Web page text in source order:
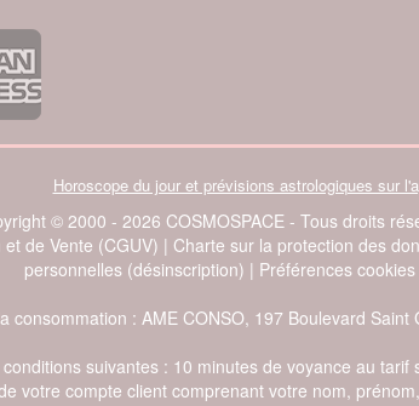
Horoscope du jour et prévisions astrologiques sur
© 2000 - 2026 COSMOSPACE - Tous droits
de Vente (CGUV) | Charte sur la protection des
personnelles (désinscription) | Préférences cookies
: AME CONSO, 197 Boulevard
suivantes : 10 minutes de voyance au
votre compte client comprenant votre nom,